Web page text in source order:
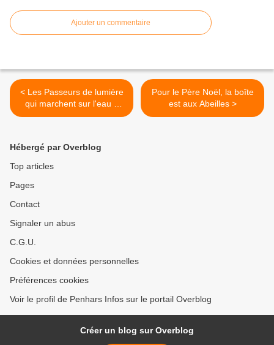
Ajouter un commentaire
< Les Passeurs de lumière
qui marchent sur l'eau à
Quimper
Pour le Père Noël, la boîte
est aux Abeilles >
Hébergé par Overblog
Top articles
Pages
Contact
Signaler un abus
C.G.U.
Cookies et données personnelles
Préférences cookies
Voir le profil de Penhars Infos sur le portail Overblog
Créer un blog sur Overblog